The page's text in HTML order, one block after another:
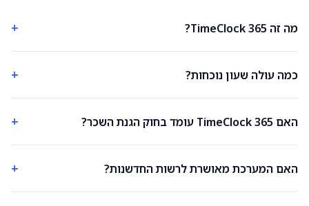
מה זה TimeClock 365? +
כמה עולה שעון נוכחות? +
האם TimeClock 365 עומד בחוק הגנת השכר? +
האם המערכת מאושרת לרשות החדשנות? +